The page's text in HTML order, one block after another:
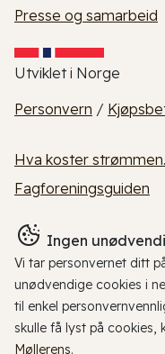
Presse og samarbeid
Utviklet i Norge
Personvern /
Hva koster
Fagforeningsguiden
Ingen
Vi tar personvernet ditt
unødvendige cookies i
til enkel
skulle få lyst på cookies,
Møllerens.